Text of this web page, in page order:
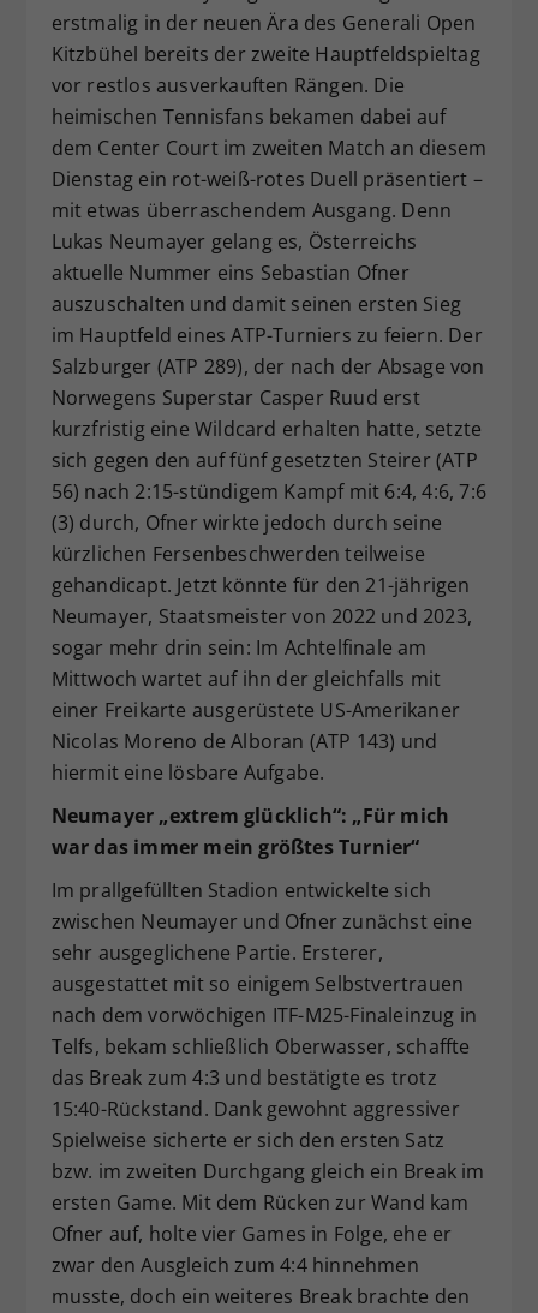
erstmalig in der neuen Ära des Generali Open
Kitzbühel bereits der zweite Hauptfeldspieltag
vor restlos ausverkauften Rängen. Die
heimischen Tennisfans bekamen dabei auf
dem Center Court im zweiten Match an diesem
Dienstag ein rot-weiß-rotes Duell präsentiert –
mit etwas überraschendem Ausgang. Denn
Lukas Neumayer gelang es, Österreichs
aktuelle Nummer eins Sebastian Ofner
auszuschalten und damit seinen ersten Sieg
im Hauptfeld eines ATP-Turniers zu feiern. Der
Salzburger (ATP 289), der nach der Absage von
Norwegens Superstar Casper Ruud erst
kurzfristig eine Wildcard erhalten hatte, setzte
sich gegen den auf fünf gesetzten Steirer (ATP
56) nach 2:15-stündigem Kampf mit 6:4, 4:6, 7:6
(3) durch, Ofner wirkte jedoch durch seine
kürzlichen Fersenbeschwerden teilweise
gehandicapt. Jetzt könnte für den 21-jährigen
Neumayer, Staatsmeister von 2022 und 2023,
sogar mehr drin sein: Im Achtelfinale am
Mittwoch wartet auf ihn der gleichfalls mit
einer Freikarte ausgerüstete US-Amerikaner
Nicolas Moreno de Alboran (ATP 143) und
hiermit eine lösbare Aufgabe.
Neumayer „extrem glücklich“: „Für mich
war das immer mein größtes Turnier“
Im prallgefüllten Stadion entwickelte sich
zwischen Neumayer und Ofner zunächst eine
sehr ausgeglichene Partie. Ersterer,
ausgestattet mit so einigem Selbstvertrauen
nach dem vorwöchigen ITF-M25-Finaleinzug in
Telfs, bekam schließlich Oberwasser, schaffte
das Break zum 4:3 und bestätigte es trotz
15:40-Rückstand. Dank gewohnt aggressiver
Spielweise sicherte er sich den ersten Satz
bzw. im zweiten Durchgang gleich ein Break im
ersten Game. Mit dem Rücken zur Wand kam
Ofner auf, holte vier Games in Folge, ehe er
zwar den Ausgleich zum 4:4 hinnehmen
musste, doch ein weiteres Break brachte den
Zweck
Dieser Wert speichert Ihre Consent-
Einstellungen. Unter anderem eine
zufällig generierte ID, für die
historische Speicherung Ihrer
vorgenommen Einstellungen, falls der
Webseiten-Betreiber dies eingestellt
hat.